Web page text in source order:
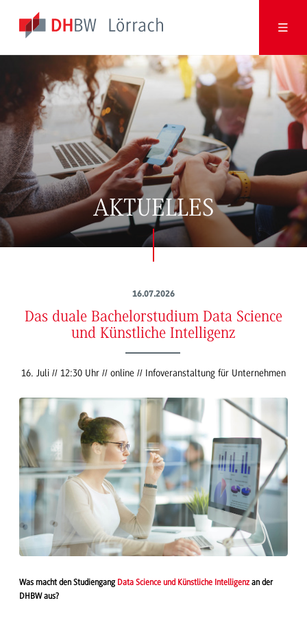
AKTUELLES
16.07.2026
Das duale Bachelorstudium Data Science
und Künstliche Intelligenz
16. Juli // 12:30 Uhr // online // Infoveranstaltung für Unternehmen
Was macht den Studiengang Data Science und Künstliche Intelligenz an der
DHBW aus?